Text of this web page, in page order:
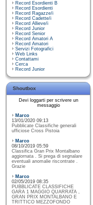
Record Esordienti B
Record Esordienti
Record Ragazze/i
Record Cadette/i
Record Allieve/i
Record Junior
Record Senior
Record Amatori A
Record Amatori
Servizi Fotografici
Web Links
Contattami
Cerca
Record Junior
Shoutbox
Devi loggarti per scrivere un
messaggio
Marco
13/01/2020 09:13
Pubblicate Classifiche generali
ufficiose Cross Pistoia
Marco
08/10/2019 05:59
Classifica Gran Prix Montalbano
aggiornata . Si prega di segnalare
eventuali anomalie riscontrate .
Grazie
Marco
02/05/2019 08:35
PUBBLICATE CLASSIFICHE
GARA 1 MAGGIO QUARRATA ,
GRAN PRIX MONTALBANO E
TRITTICO MEZZOFONDO